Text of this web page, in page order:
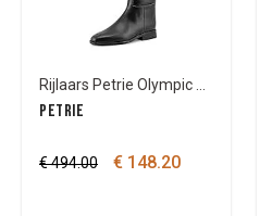
PETRIE
€ 494.00 € 148.20